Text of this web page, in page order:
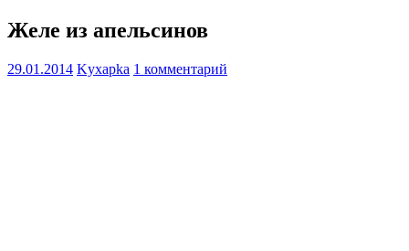
Желе из апельсинов
29.01.2014 Kyxapka 1 комментарий